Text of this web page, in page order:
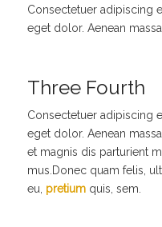
Consectetuer adipiscing
eget dolor. Aenean massa.
Three Fourth
Consectetuer adipiscing
eget dolor. Aenean
et magnis dis parturient
mus.Donec quam felis,
eu, pretiumquis, sem.